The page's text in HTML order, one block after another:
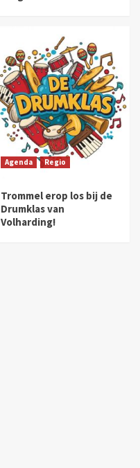
Agenda Regio
Trommel erop los bij de
Drumklas van
Volharding!